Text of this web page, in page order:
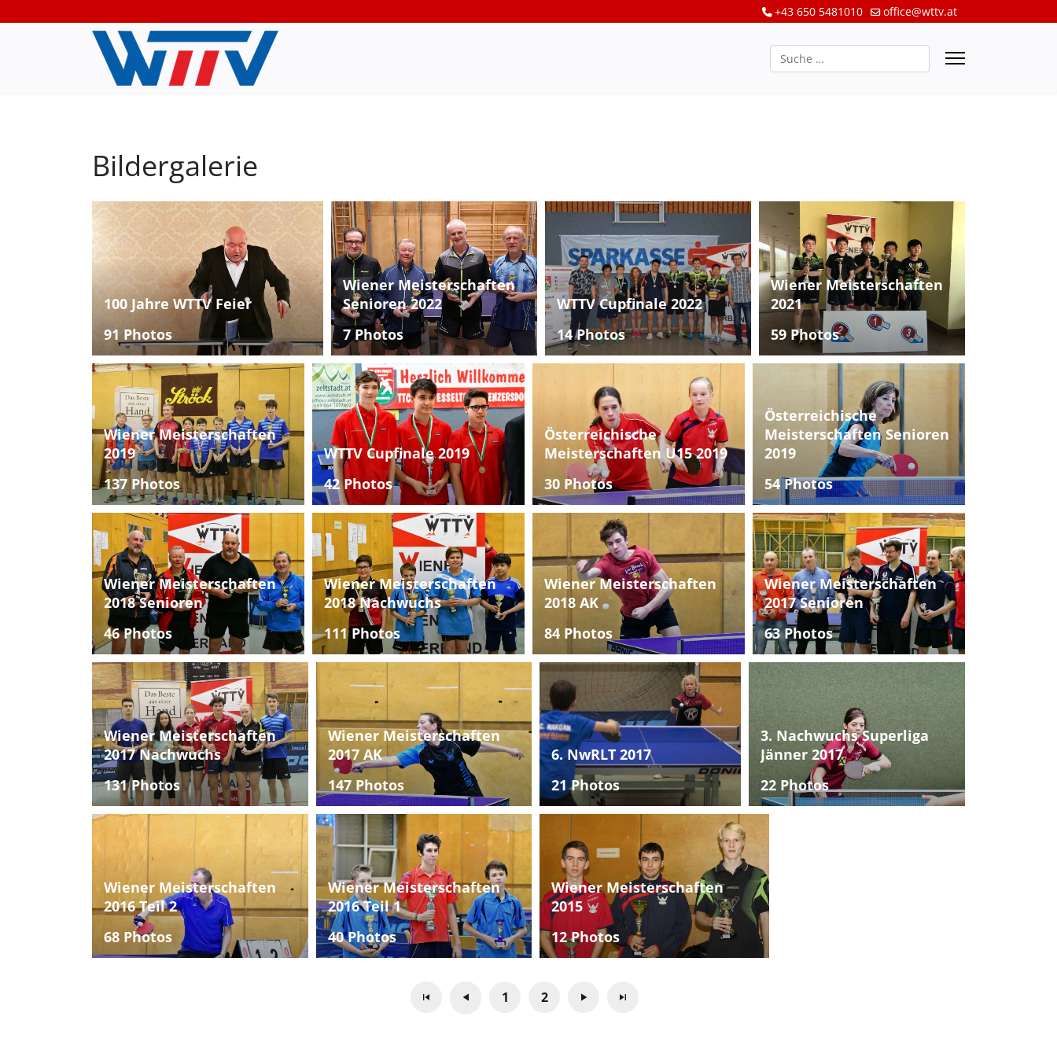
+43 650 5481010 office@wttv.at
Suchen
Bildergalerie
100 Jahre WTTV Feier
91 Photos
Wiener Meisterschaften
Senioren 2022
7 Photos
WTTV Cupfinale 2022
14 Photos
Wiener Meisterschaften
2021
59 Photos
Wiener Meisterschaften
2019
137 Photos
WTTV Cupfinale 2019
42 Photos
Österreichische
Meisterschaften U15 2019
30 Photos
Österreichische
Meisterschaften Senioren
2019
54 Photos
Wiener Meisterschaften
2018 Senioren
46 Photos
Wiener Meisterschaften
2018 Nachwuchs
111 Photos
Wiener Meisterschaften
2018 AK
84 Photos
Wiener Meisterschaften
2017 Senioren
63 Photos
Wiener Meisterschaften
2017 Nachwuchs
131 Photos
Wiener Meisterschaften
2017 AK
147 Photos
6. NwRLT 2017
21 Photos
3. Nachwuchs Superliga
Jänner 2017
22 Photos
Wiener Meisterschaften
2016 Teil 2
68 Photos
Wiener Meisterschaften
2016 Teil 1
40 Photos
Wiener Meisterschaften
2015
12 Photos
1 2